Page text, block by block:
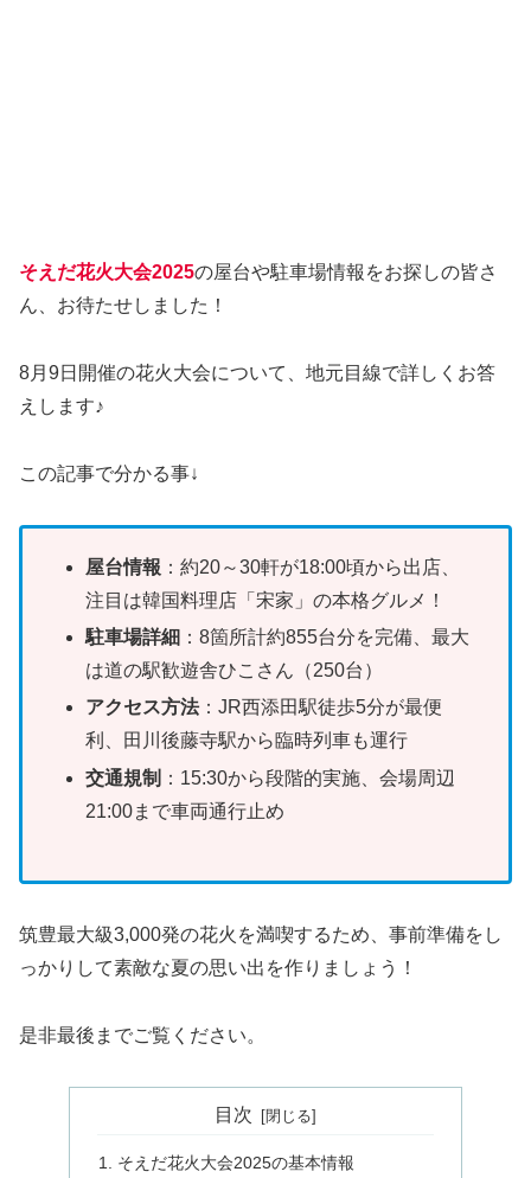
そえだ花火大会2025の屋台や駐車場情報をお探しの皆さ
ん、お待たせしました！
8月9日開催の花火大会について、地元目線で詳しくお答
えします♪
この記事で分かる事↓
屋台情報 ：約20～30軒が18:00頃から出店、
注目は韓国料理店「宋家」の本格グルメ！
駐車場詳細 ：8箇所計約855台分を完備、最大
は道の駅歓遊舎ひこさん（250台）
アクセス方法：JR西添田駅徒歩5分が最便
利、田川後藤寺駅から臨時列車も運行
交通規制 ：15:30から段階的実施、会場周辺
21:00まで車両通行止め
筑豊最大級3,000発の花火を満喫するため、事前準備をし
っかりして素敵な夏の思い出を作りましょう！
是非最後までご覧ください。
目次
そえだ花火大会2025の基本情報